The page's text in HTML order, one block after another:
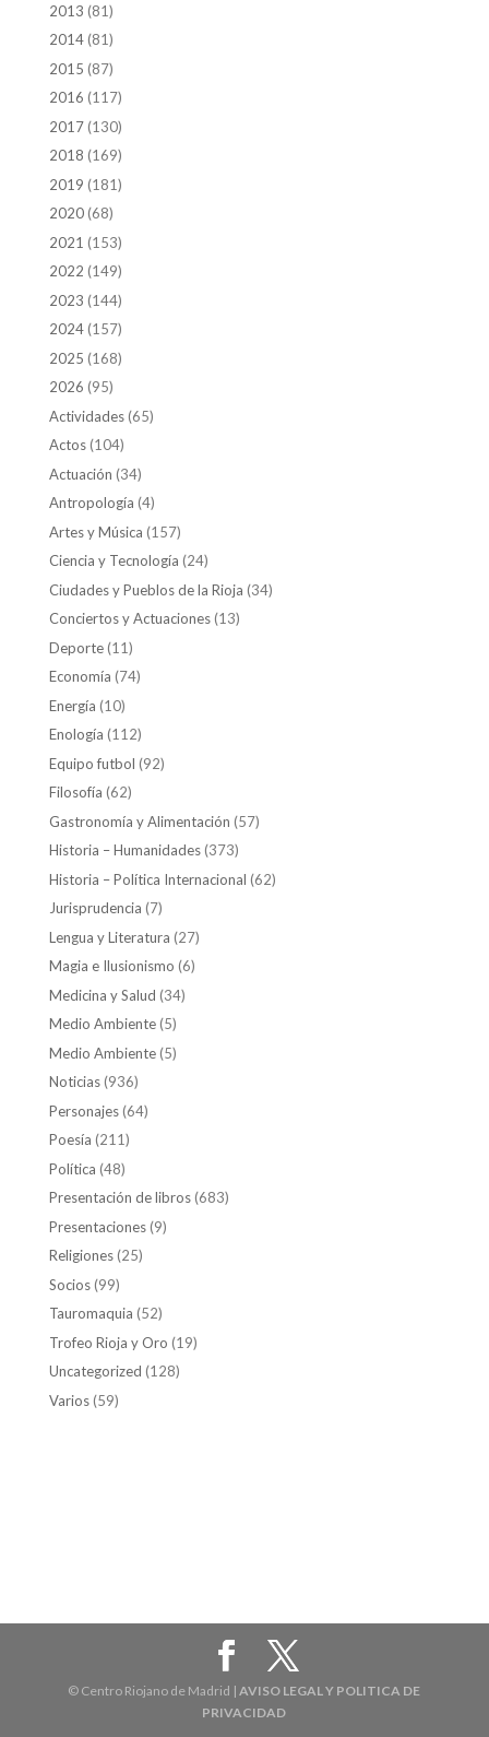
2013 (81)
2014(81)
2015 (87)
2016 (117)
2017(130)
2018 (169)
2019 (181)
2020(68)
2021 (153)
2022 (149)
2023 (144)
2024(157)
2025 (168)
2026 (95)
Actividades(65)
Actos(104)
Actuación (34)
Antropología (4)
Artes y Música (157)
Ciencia y Tecnología (24)
Ciudades y Pueblos de la Rioja (34)
Conciertos y Actuaciones(13)
Deporte(11)
Economía (74)
Energía (10)
Enología (112)
Equipo futbol (92)
Filosofía (62)
Gastronomía y Alimentación (57)
Historia – Humanidades(373)
Historia – Política Internacional (62)
Jurisprudencia (7)
Lengua y Literatura (27)
Magia e Ilusionismo (6)
Medicina y Salud (34)
Medio Ambiente(5)
Medio Ambiente(5)
Noticias(936)
Personajes(64)
Poesía (211)
Política (48)
Presentación de libros(683)
Presentaciones(9)
Religiones(25)
Socios(99)
Tauromaquia (52)
Trofeo Rioja y Oro (19)
Uncategorized (128)
Varios(59)
© Centro Riojano de Madrid |AVISO LEGAL Y POLITICA DE
PRIVACIDAD